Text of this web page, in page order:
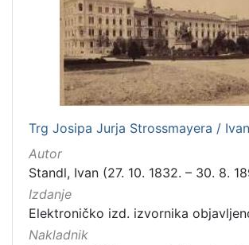
Trg Josipa Jurja Strossmayera /
Autor
Standl, Ivan (27. 10. 1832. – 30. 8.
Izdanje
Elektroničko izd. izvornika
Nakladnik